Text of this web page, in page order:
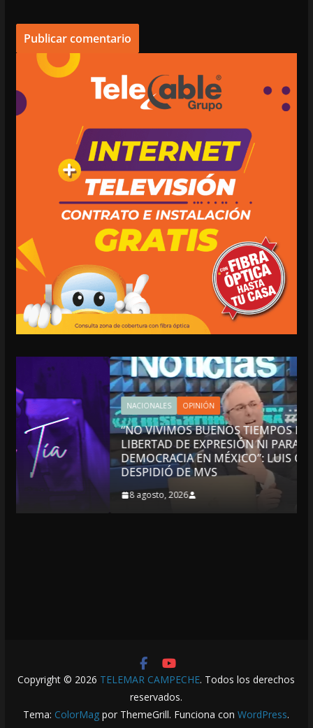
NACIONALES OPINIÓN
“NO VIVIMOS BUENOS TIEMPOS PARA LA
LIBERTAD DE EXPRESIÓN NI PARA LA
DEMOCRACIA EN MÉXICO”: LUIS CÁRDENAS; SE
DESPIDIÓ DE MVS
8 agosto, 2026
Copyright © 2026 TELEMAR CAMPECHE. Todos los derechos
reservados.
Tema: ColorMag por ThemeGrill. Funciona conWordPress.